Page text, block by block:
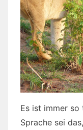
Es ist immer
Sprache sei